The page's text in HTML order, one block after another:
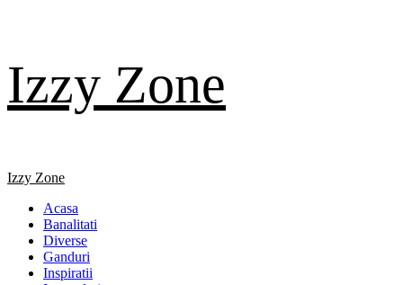
content
Izzy Zone
Primary
Izzy Zone
Acasa
Banalitati
Diverse
Ganduri
Inspiratii